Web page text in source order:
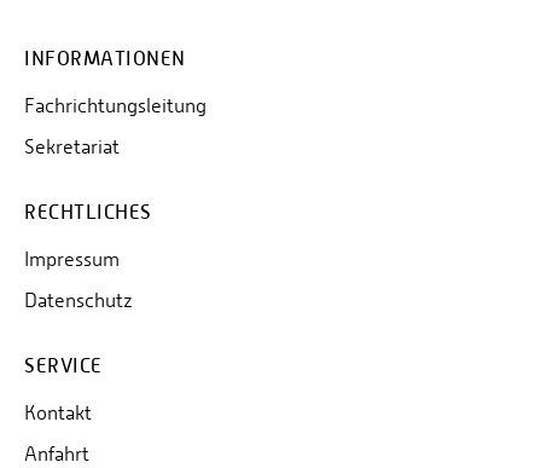
INFORMATIONEN
Fachrichtungsleitung
Sekretariat
RECHTLICHES
Impressum
Datenschutz
SERVICE
Kontakt
Anfahrt